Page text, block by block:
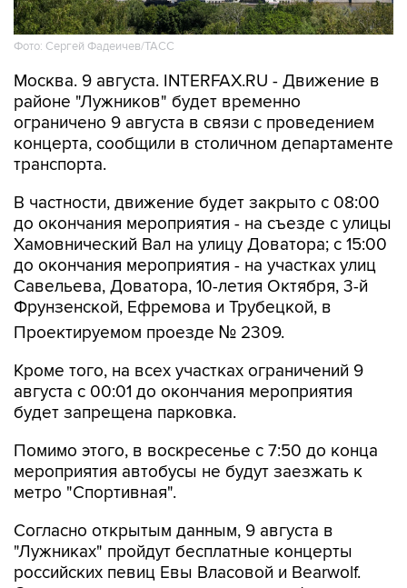
Фото: Сергей Фадеичев/ТАСС
Москва. 9 августа. INTERFAX.RU - Движение в
районе "Лужников" будет временно
ограничено 9 августа в связи с проведением
концерта, сообщили в столичном департаменте
транспорта.
В частности, движение будет закрыто с 08:00
до окончания мероприятия - на съезде с улицы
Хамовнический Вал на улицу Доватора; с 15:00
до окончания мероприятия - на участках улиц
Савельева, Доватора, 10-летия Октября, 3-й
Фрунзенской, Ефремова и Трубецкой, в
Проектируемом проезде № 2309.
Кроме того, на всех участках ограничений 9
августа с 00:01 до окончания мероприятия
будет запрещена парковка.
Помимо этого, в воскресенье с 7:50 до конца
мероприятия автобусы не будут заезжать к
метро "Спортивная".
Согласно открытым данным, 9 августа в
"Лужниках" пройдут бесплатные концерты
российских певиц Евы Власовой и Bearwolf.